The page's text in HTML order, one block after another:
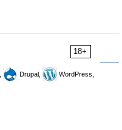
18+
Drupal,
WordPress,